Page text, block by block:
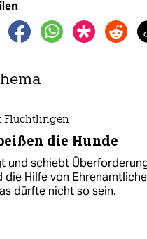
Flüchtlingen
die Hunde
und schiebt
die Hilfe von
dürfte nicht so sein.